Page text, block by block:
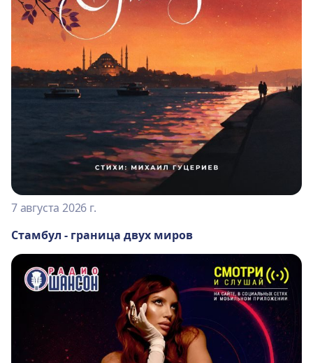
7 августа 2026 г.
Стамбул - граница двух миров